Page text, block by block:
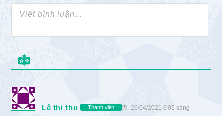
Lê thi thu Thành viên 26/04/2021 6:05 sáng